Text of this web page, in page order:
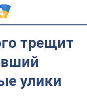
трещит
улики